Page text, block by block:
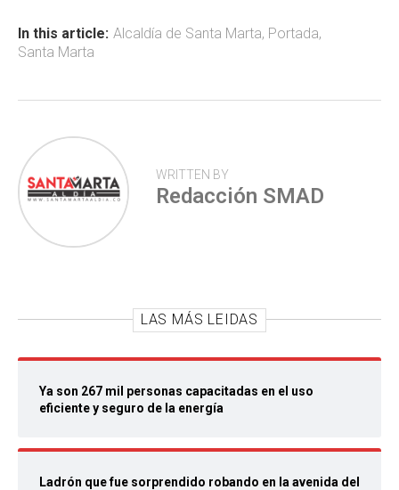
ok p
p
tir
In this article: Alcaldía de Santa Marta, Portada,
Santa Marta
WRITTEN BY
Redacción SMAD
LAS MÁS LEIDAS
Ya son 267 mil personas capacitadas en el uso
eficiente y seguro de la energía
Ladrón que fue sorprendido robando en la avenida del